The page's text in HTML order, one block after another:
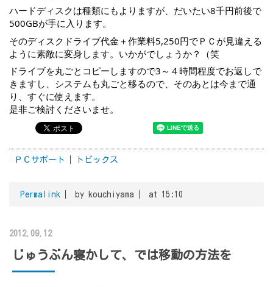
ハードディスクは種類にもよりますが、だいたい8千円前後で
500GBが手に入ります。
そのディスクドライブ代金＋作業料5,250円でＰＣが見違える
ように素敵に変身します。いかがでしょうか？（笑
ドライブを丸ごとコピーしますので3～４時間程度でお返しで
きますし、システムも丸ごと移るので、そのあとは今まで通
り、すぐに使えます。
是非ご検討くださいませ。
ＰＣサポート トピックス
Permalink by kouchiyama at 15:10
2012.09.12
じゅうぶん寝かして、では移動の方法を